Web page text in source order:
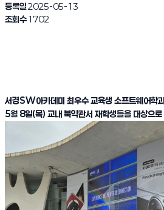
등록일2025-05-13
조회수1702
서경SW아카데미 최우수 교육생 소프트웨어학
5월 8일(목) 교내 북악관서 재학생들을 대상으로